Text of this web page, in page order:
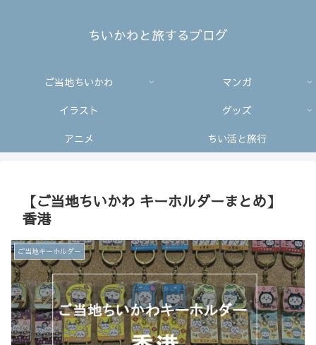
ちいかわと旅するブログ
ご当地ちいかわ
マンガ
イラスト
グッズ
アニメ
ちい活と旅行
【ご当地ちいかわ キーホルダーまとめ】
香港
ご当地キーホルダー